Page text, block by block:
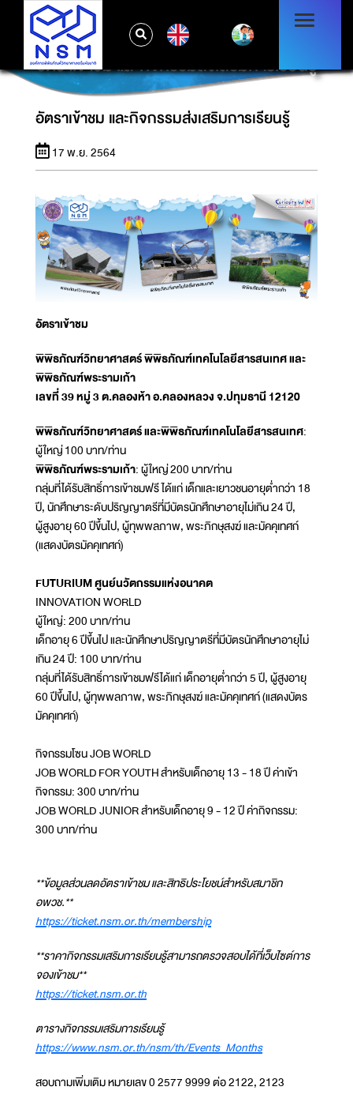
อัตราเข้าชม และกิจกรรมส่งเสริมการเรียนรู้
อัตราเข้าชม และกิจกรรมส่งเสริมการเรียนรู้
17 พ.ย. 2564
อัตราเข้าชม
พิพิธภัณฑ์วิทยาศาสตร์ พิพิธภัณฑ์เทคโนโลยีสารสนเทศ และ
พิพิธภัณฑ์พระรามเก้า
เลขที่ 39 หมู่ 3 ต.คลองห้า อ.คลองหลวง จ.ปทุมธานี 12120
พิพิธภัณฑ์วิทยาศาสตร์ และพิพิธภัณฑ์เทคโนโลยีสารสนเทศ:
ผู้ใหญ่ 100 บาท/ท่าน
พิพิธภัณฑ์พระรามเก้า: ผู้ใหญ่ 200 บาท/ท่าน
กลุ่มที่ได้รับสิทธิ์การเข้าชมฟรี ได้แก่ เด็กและเยาวชนอายุต่ำกว่า 18
ปี, นักศึกษาระดับปริญญาตรีที่มีบัตรนักศึกษาอายุไม่เกิน 24 ปี,
ผู้สูงอายุ 60 ปีขึ้นไป, ผู้ทุพพลภาพ, พระภิกษุสงฆ์ และมัคคุเทศก์
(แสดงบัตรมัคคุเทศก์)
FUTURIUM ศูนย์นวัตกรรมแห่งอนาคต
INNOVATION WORLD
ผู้ใหญ่: 200 บาท/ท่าน
เด็กอายุ 6 ปีขึ้นไป และนักศึกษาปริญญาตรีที่มีบัตรนักศึกษาอายุไม่
เกิน 24 ปี: 100 บาท/ท่าน
กลุ่มที่ได้รับสิทธิ์การเข้าชมฟรีได้แก่ เด็กอายุต่ำกว่า 5 ปี, ผู้สูงอายุ
60 ปีขึ้นไป, ผู้ทุพพลภาพ, พระภิกษุสงฆ์ และมัคคุเทศก์ (แสดงบัตร
มัคคุเทศก์)
กิจกรรมโซน JOB WORLD
JOB WORLD FOR YOUTH สำหรับเด็กอายุ 13 - 18 ปี ค่าเข้า
กิจกรรม: 300 บาท/ท่าน
JOB WORLD JUNIOR สำหรับเด็กอายุ 9 - 12 ปี ค่ากิจกรรม:
300 บาท/ท่าน
**ข้อมูลส่วนลดอัตราเข้าชม และสิทธิประโยชน์สำหรับสมาชิก
อพวช.**
https://ticket.nsm.or.th/membership
**ราคากิจกรรมเสริมการเรียนรู้สามารถตรวจสอบได้ที่เว็บไซต์การ
จองเข้าชม**
https://ticket.nsm.or.th
ตารางกิจกรรมเสริมการเรียนรู้
https://www.nsm.or.th/nsm/th/Events_Months
สอบถามเพิ่มเติม หมายเลข 0 2577 9999 ต่อ 2122, 2123